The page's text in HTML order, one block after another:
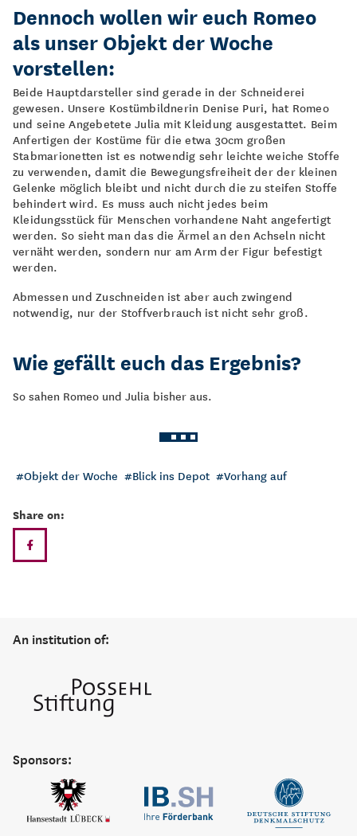
Dennoch wollen wir euch Romeo
als unserObjekt der Woche
vorstellen:
Beide Hauptdarsteller sind gerade in der Schneiderei
gewesen. Unsere Kostümbildnerin Denise Puri, hat Romeo
und seine Angebetete Julia mit Kleidung ausgestattet. Beim
Anfertigen der Kostüme für die etwa 30cm großen
Stabmarionetten ist es notwendig sehr leichte weiche Stoffe
zu verwenden, damit die Bewegungsfreiheit der der kleinen
Gelenke möglich bleibt und nicht durch die zu steifen Stoffe
behindert wird. Es muss auch nicht jedes beim
Kleidungsstück für Menschen vorhandene Naht angefertigt
werden. So sieht man das die Ärmel an den Achseln nicht
vernäht werden, sondern nur am Arm der Figur befestigt
werden.
Abmessen und Zuschneiden ist aber auch zwingend
notwendig, nur der Stoffverbrauch ist nicht sehr groß.
Wie gefällt euch das Ergebnis?
So sahen Romeo und Julia bisher aus.
Objekt der Woche Blick ins Depot Vorhang auf
Share on:
An institution of:
Sponsors: